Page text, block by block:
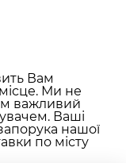
Вам
Ми не
важливий
Ваші
нашої
по місту